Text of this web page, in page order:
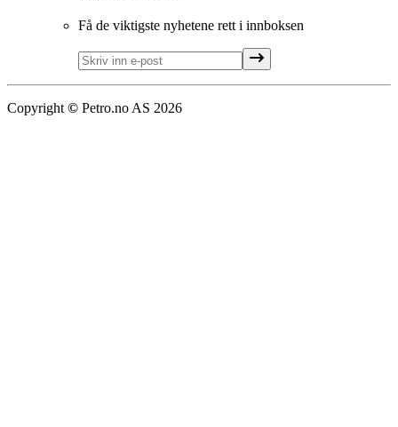
Få de viktigste nyhetene rett i innboksen
Copyright © Petro.no AS 2026